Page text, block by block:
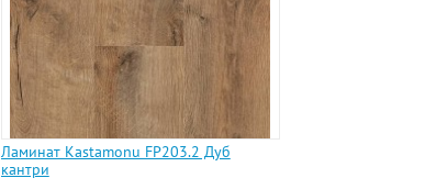
Ламинат Kastamonu FP203.2 Дуб
кантри